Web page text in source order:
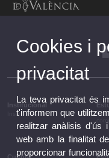
Institucional
Institucional
Cookies i
privacitat
La teva privacitat és
t'informem que
realitzar anàlisis d'ús
web amb la finalitat
proporcionar